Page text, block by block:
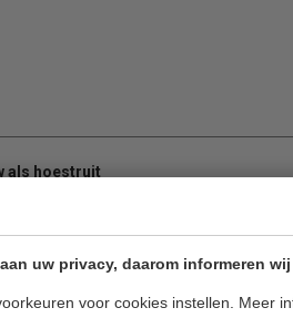
uw privacy, daarom informeren
voor cookies instellen. Meer
als hoestruit